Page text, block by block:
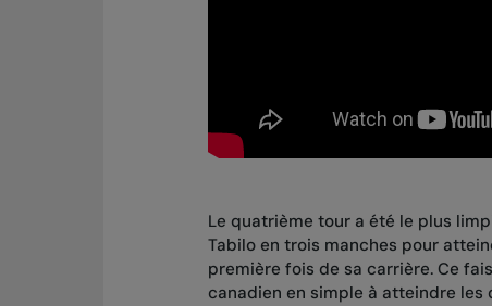
Le quatrième tour a été le plus
Tabilo en trois manches pour
première fois de sa carrière. Ce
canadien en simple à atteindre